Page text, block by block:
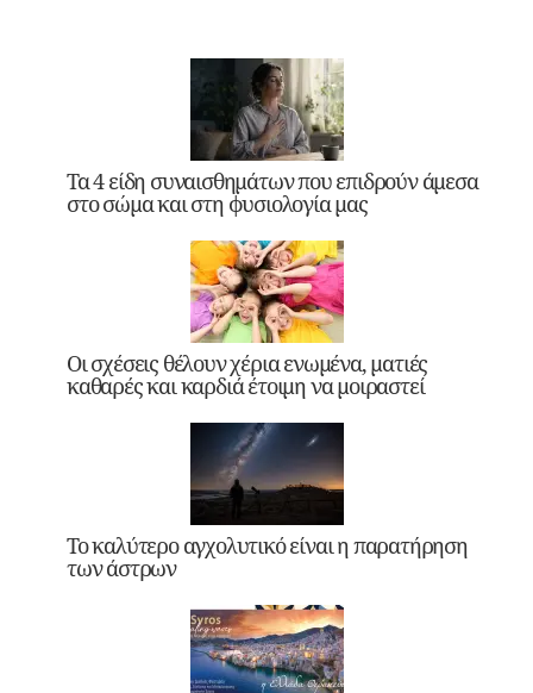
Τα 4 είδη συναισθημάτων που επιδρούν άμεσα
στο σώμα και στη φυσιολογία μας
Οι σχέσεις θέλουν χέρια ενωμένα, ματιές
καθαρές και καρδιά έτοιμη να μοιραστεί
Το καλύτερο αγχολυτικό είναι η παρατήρηση
των άστρων